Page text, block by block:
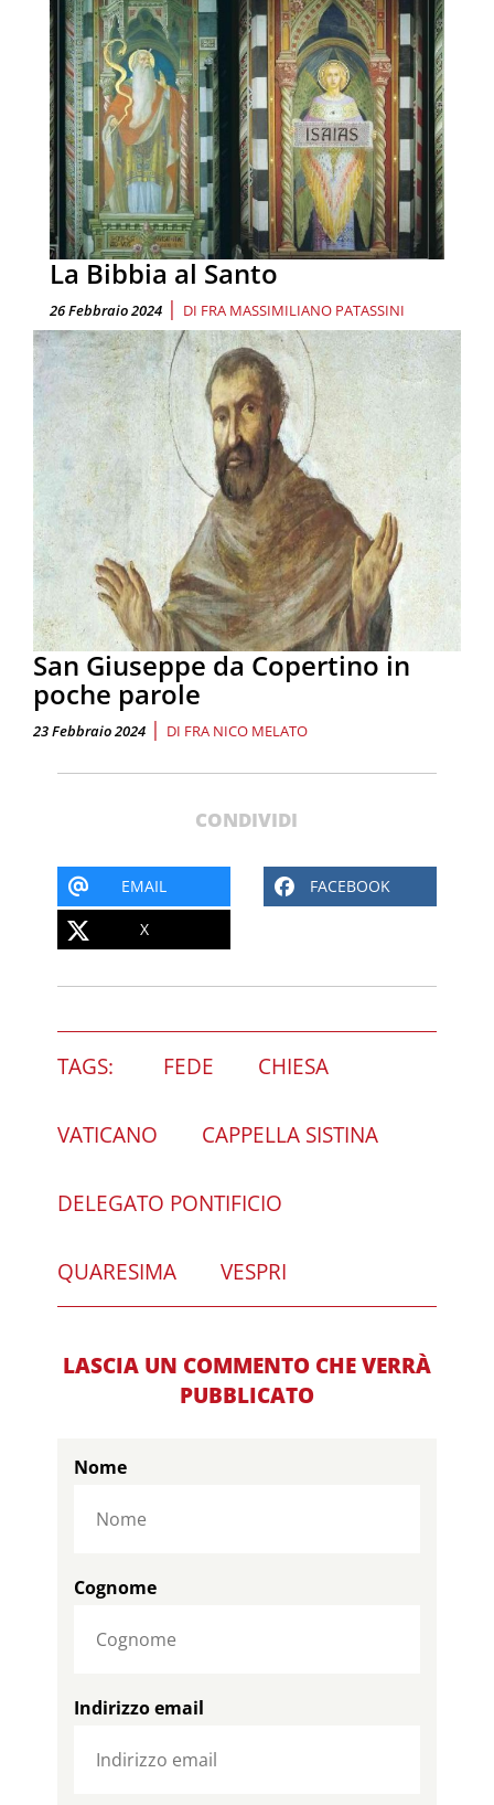
La Bibbia al Santo
26 Febbraio 2024 | DI FRA MASSIMILIANO PATASSINI
San Giuseppe da Copertino in
poche parole
23 Febbraio 2024 | DI FRA NICO MELATO
CONDIVIDI
EMAIL FACEBOOK
X
TAGS: FEDE CHIESA
VATICANO CAPPELLA SISTINA
DELEGATO PONTIFICIO
QUARESIMA VESPRI
LASCIA UN COMMENTO CHE VERRÀ
PUBBLICATO
Nome
Cognome
Indirizzo email